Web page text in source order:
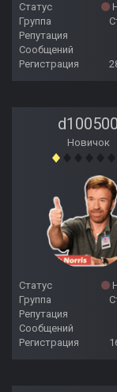
Статус
Группа
Репутация
Сообщений
Регистрация
d100500
Новичок
Статус
Группа
Репутация
Сообщений
Регистрация